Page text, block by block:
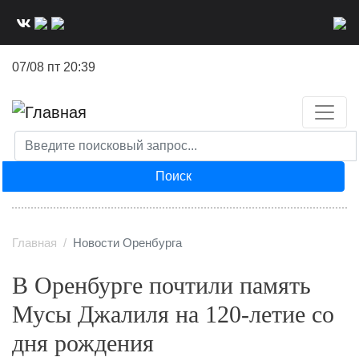
07/08 пт 20:39
Поиск
Главная Новости Оренбурга
В Оренбурге почтили память
Мусы Джалиля на 120-летие со
дня рождения